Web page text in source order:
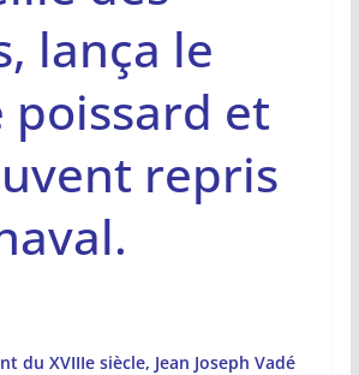
lança le
poissard et
repris
du XVIIIe siècle, Jean Joseph Vadé